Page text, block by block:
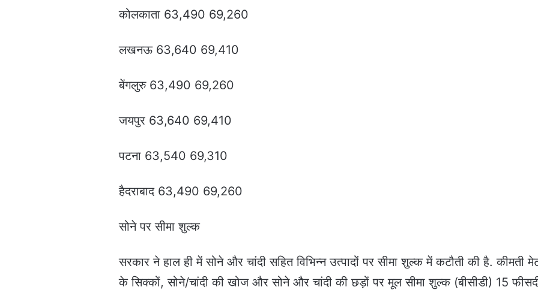
कोलकाता 63,490 69,260
लखनऊ 63,640 69,410
बेंगलुरु 63,490 69,260
जयपुर 63,640 69,410
पटना 63,540 69,310
हैदराबाद 63,490 69,260
सोने पर सीमा शुल्क
सरकार ने हाल ही में सोने और चांदी सहित विभिन्न उत्पादों पर सीमा शुल्क में कटौती की है. कीमती
के सिक्कों, सोने/चांदी की खोज और सोने और चांदी की छड़ों पर मूल सीमा शुल्क (बीसीडी) 15